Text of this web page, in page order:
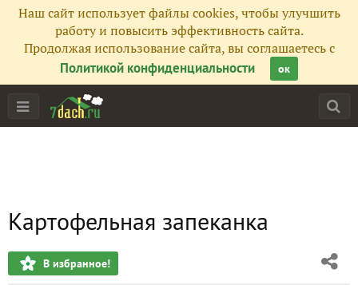
Наш сайт использует файлы cookies, чтобы улучшить
работу и повысить эффективность сайта.
Продолжая использование сайта, вы соглашаетесь с
Политикой конфиденциальности
ок
Картофельная запеканка
В избранное!